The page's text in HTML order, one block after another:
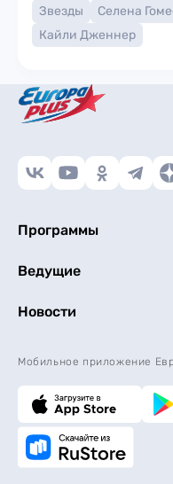
Звезды Селена
Кайли Дженнер
Программы
Ведущие
Новости
Мобильное приложение